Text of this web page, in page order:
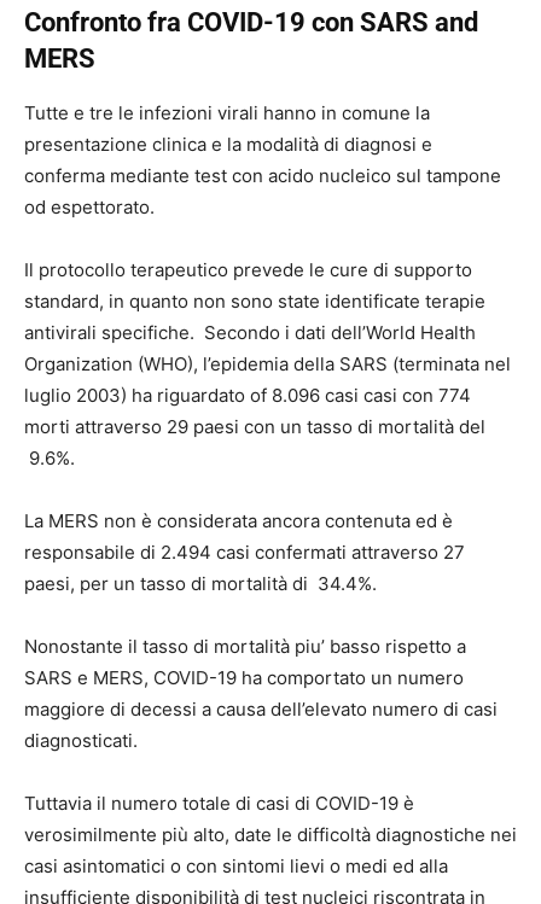
Confronto fra COVID-19 con SARS and
MERS
Tutte e tre le infezioni virali hanno in comune la
presentazione clinica e la modalità di diagnosi e
conferma mediante test con acido nucleico sul tampone
od espettorato.
Il protocollo terapeutico prevede le cure di supporto
standard, in quanto non sono state identificate terapie
antivirali specifiche. Secondo i dati dell’World Health
Organization (WHO), l’epidemia della SARS (terminata nel
luglio 2003) ha riguardato of 8.096 casi casi con 774
morti attraverso 29 paesi con un tasso di mortalità del
9.6%.
La MERS non è considerata ancora contenuta ed è
responsabile di 2.494 casi confermati attraverso 27
paesi, per un tasso di mortalità di 34.4%.
Nonostante il tasso di mortalità piu’ basso rispetto a
SARS e MERS, COVID-19 ha comportato un numero
maggiore di decessi a causa dell’elevato numero di casi
diagnosticati.
Tuttavia il numero totale di casi di COVID-19 è
verosimilmente più alto, date le difficoltà diagnostiche nei
casi asintomatici o con sintomi lievi o medi ed alla
insufficiente disponibilità di test nucleici riscontrata in